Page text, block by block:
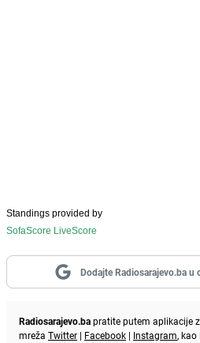
Standings provided by
SofaScore LiveScore
Dodajte Radiosarajevo.ba u
Radiosarajevo.bapratite putem aplikacije
mreža Twitter | Facebook | Instagram,